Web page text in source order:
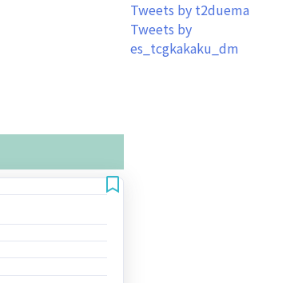
Tweets by t2duema
Tweets by
es_tcgkakaku_dm